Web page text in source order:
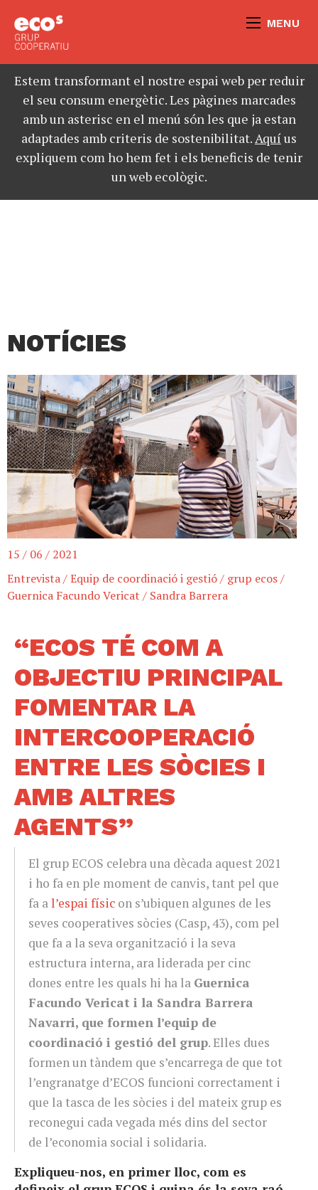
MENU
Estem transformant el nostre espai web per reduir
el seu consum energètic. Les pàgines marcades
amb un asterisc en el menú són les que ja estan
adaptades amb criteris de sostenibilitat.Aquíus
expliquem com ho hem fet i els beneficis de tenir
un web ecològic.
NOTÍCIES
15 / 06 / 2021
Entrevista/Equip de coordinació i gestió/ grup ecos/
Guernica Facundo Vericat / Sandra Barrera
“ECOS TÉ COM A
OBJECTIU PRINCIPAL
FOMENTAR LA
INTERCOOPERACIÓ
ENTRE LES SÒCIES I
AMB ALTRES
AGENTS”
El grup ECOS celebra una dècada aquest 2021
i ho fa en ple moment de canvis, tant pel que
fa al’espai físic on s’ubiquen algunes de les
seves cooperatives sòcies (Casp, 43), com pel
que fa a la seva organització i la seva
estructura interna, ara liderada per cinc
dones entre les quals hi ha la Guernica
Facundo Vericat i la Sandra Barrera
Navarri, que formen l’equip de
coordinació i gestió del grup. Elles dues
formen un tàndem que s’encarrega de que tot
l’engranatge d’ECOS funcioni correctament i
que la tasca de les sòcies i del mateix grup es
reconegui cada vegada més dins del sector
de l’economia social i solidaria.
Expliqueu-nos, en primer lloc, com es